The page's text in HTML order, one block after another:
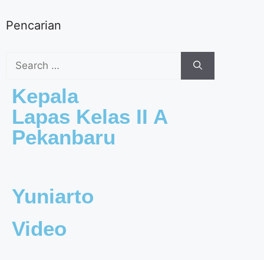
Pencarian
Kepala
Lapas Kelas II A
Pekanbaru
Yuniarto
Video